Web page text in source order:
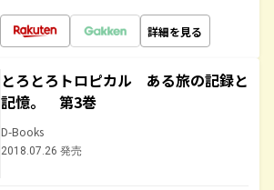
詳細を見る
とろとろトロピカル ある旅の記録と
記憶。 第3巻
D-Books
2018.07.26 発売